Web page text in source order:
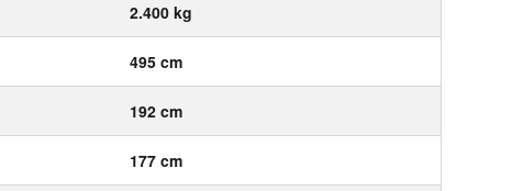
2.400 kg
495 cm
192 cm
177 cm